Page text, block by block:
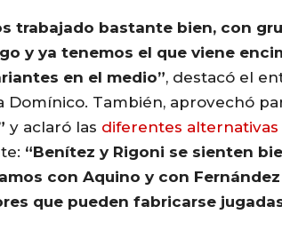
trabajado bastante bien, con
y ya tenemos el que viene
en el medio”, destacó el
Domínico. También, aprovechó
y aclaró las diferentes alternativas
“Benítez y Rigoni se sienten
con Aquino y con
que pueden fabricarse